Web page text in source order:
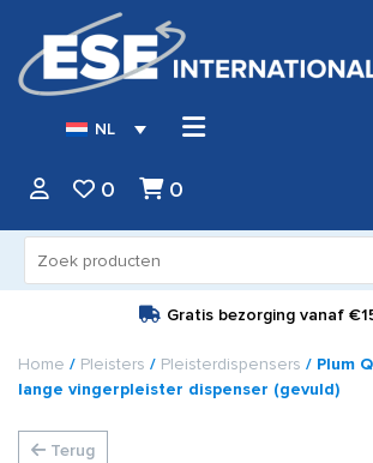
NL
0 0
naar:
Gratis bezorging vanaf
Home / Pleisters / Pleisterdispensers / Plum
lange vingerpleister dispenser (gevuld)
Terug